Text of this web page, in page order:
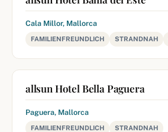
Cala Millor, Mallorca
FAMILIENFREUNDLICH STRANDNAH
allsun Hotel Bella Paguera
Paguera, Mallorca
FAMILIENFREUNDLICH STRANDNAH